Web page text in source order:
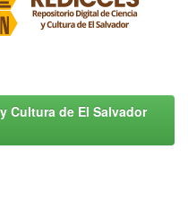
Cultura de El Salvador